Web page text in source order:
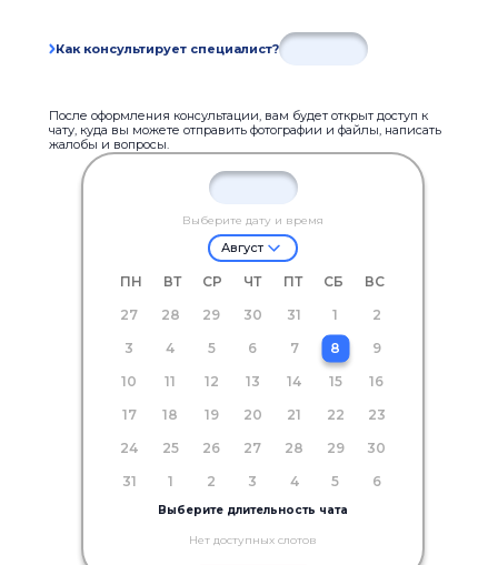
Как консультирует специалист?
После оформления консультации, вам будет открыт доступ к
чату, куда вы можете отправить фотографии и файлы, написать
жалобы и вопросы.
Выберите дату и время
Август
ПН ВТ СР ЧТ ПТ СБ
ВС
27
28 29 30 31 1
2
3
4 5 6 7 8
9
10
11 12 13 14 15
16
17
18 19 20 21 22
23
24
25 26 27 28 29
30
31
1 2 3 4 5 6
Выберите длительность чата
Нет доступных слотов